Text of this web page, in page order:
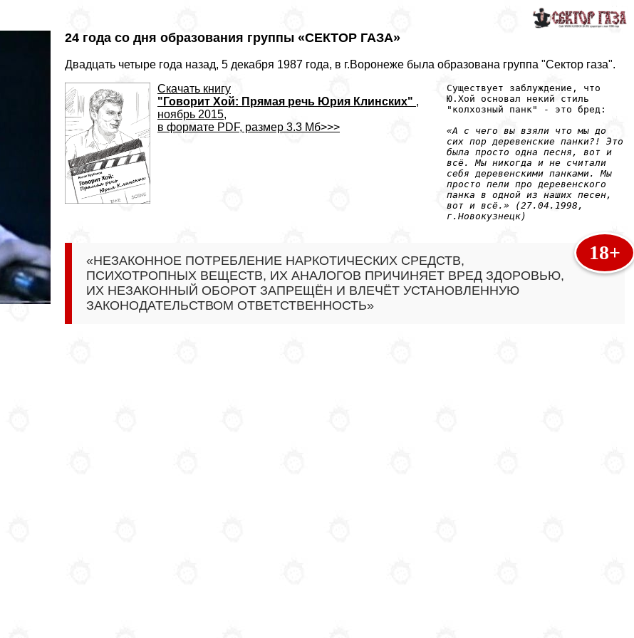
24 года со дня образования группы «СЕКТОР ГАЗА»
Двадцать четыре года назад, 5 декабря 1987 года, в г.Воронеже была образована группа "Сектор газа".
Скачать книгу
"Говорит Хой: Прямая речь Юрия Клинских" ,
ноябрь 2015,
в формате PDF, размер 3.3 Мб>>>
Существует заблуждение, что
Ю.Хой основал некий стиль
"колхозный панк" - это бред:
«А с чего вы взяли что мы до
сих пор деревенские панки?! Это
была просто одна песня, вот и
всё. Мы никогда и не считали
себя деревенскими панками. Мы
просто пели про деревенского
панка в одной из наших песен,
вот и всё.» (27.04.1998,
г.Новокузнецк)
18+
«НЕЗАКОННОЕ ПОТРЕБЛЕНИЕ НАРКОТИЧЕСКИХ СРЕДСТВ,
ПСИХОТРОПНЫХ ВЕЩЕСТВ, ИХ АНАЛОГОВ ПРИЧИНЯЕТ ВРЕД ЗДОРОВЬЮ,
ИХ НЕЗАКОННЫЙ ОБОРОТ ЗАПРЕЩЁН И ВЛЕЧЁТ УСТАНОВЛЕННУЮ
ЗАКОНОДАТЕЛЬСТВОМ ОТВЕТСТВЕННОСТЬ»